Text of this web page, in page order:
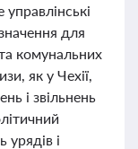
для
комунальних
як у Чехії,
і звільнень
урядів і